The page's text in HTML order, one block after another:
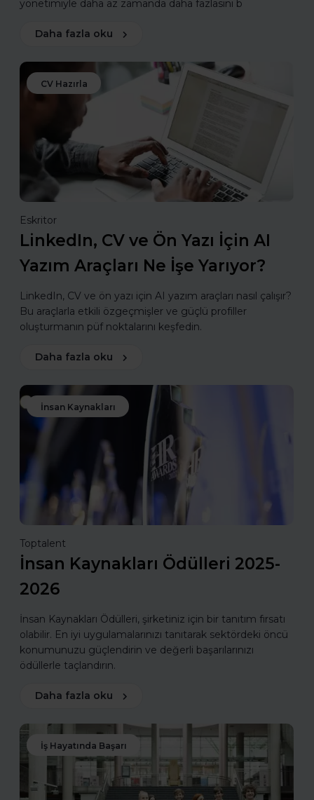
yönetimiyle daha az zamanda daha fazlasını b
Daha fazla oku
CV Hazırla
Eskritor
LinkedIn, CV ve Ön Yazı İçin AI
Yazım Araçları Ne İşe Yarıyor?
LinkedIn, CV ve ön yazı için AI yazım araçları nasıl çalışır?
Bu araçlarla etkili özgeçmişler ve güçlü profiller
oluşturmanın püf noktalarını keşfedin.
Daha fazla oku
İnsan Kaynakları
Toptalent
İnsan Kaynakları Ödülleri 2025-
2026
İnsan Kaynakları Ödülleri, şirketiniz için bir tanıtım fırsatı
olabilir. En iyi uygulamalarınızı tanıtarak sektördeki öncü
konumunuzu güçlendirin ve değerli başarılarınızı
ödüllerle taçlandırın.
Daha fazla oku
İş Hayatında Başarı